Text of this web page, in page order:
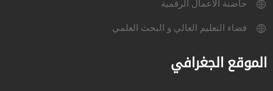
حاضنة الأعمال الرقمية
فضاء التعليم العالي و البحث العلمي
الموقع الجغرافي